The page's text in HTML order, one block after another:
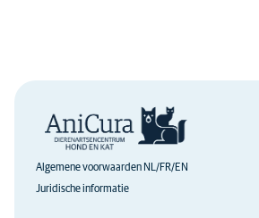
Algemene voorwaarden NL/FR/EN
Juridische informatie